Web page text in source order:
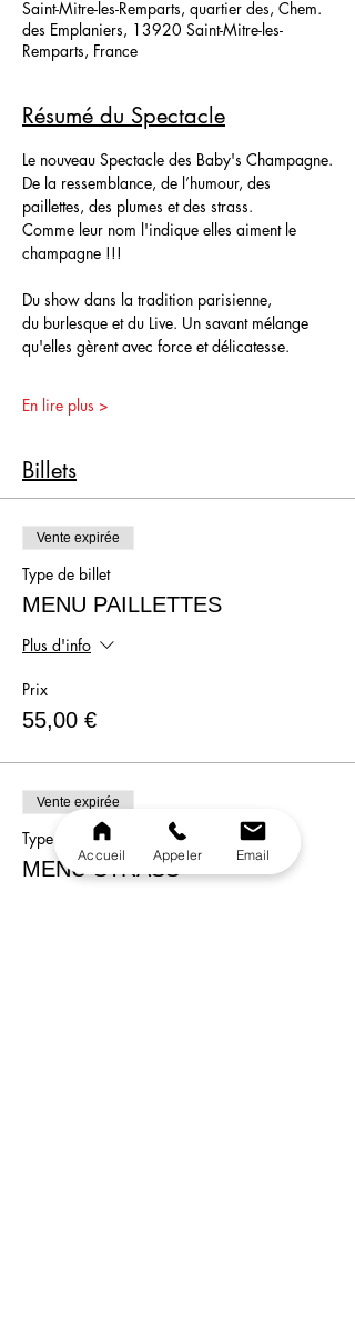
Saint-Mitre-les-Remparts, quartier des, Chem.
des Emplaniers, 13920 Saint-Mitre-les-
Remparts, France
Résumé du Spectacle
Le nouveau Spectacle des Baby's Champagne.
De la ressemblance, de l’humour, des
paillettes, des plumes et des strass.
Comme leur nom l'indique elles aiment le
champagne !!!
Du show dans la tradition parisienne,
du burlesque et du Live. Un savant mélange
qu'elles gèrent avec force et délicatesse.
En lire plus >
Billets
Vente expirée
Type de billet
MENU PAILLETTES
Plus d'info
Prix
55,00 €
Vente expirée
Type de billet
MENU STRASS
Accueil Appeler Email